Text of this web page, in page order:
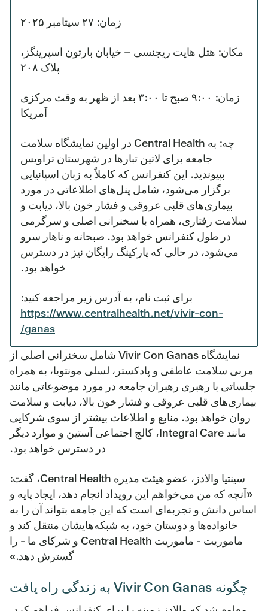
زمان: ۲۷ سپتامبر ۲۰۲۵
مکان: هتل هایت ریجنسی – خیابان بارتون اسپرینگز،
پلاک ۲۰۸
زمان: ۹:۰۰ صبح تا ۳:۰۰ بعد از ظهر به وقت مرکزی
آمریکا
چه: به Central Health در اولین نمایشگاه سلامت
جامعه برای لاتین تبارها در شهرستان تراویس
بپیوندید. این کنفرانس که کاملاً به زبان اسپانیایی
برگزار می‌شود، شامل پنل‌های اطلاعاتی در مورد
بیماری‌های قلبی عروقی و فشار خون بالا، دیابت و
سلامت رفتاری، همراه با سخنرانی اصلی و سرگرمی
در طول کنفرانس خواهد بود. صبحانه و ناهار سرو
می‌شود، در حالی که پارکینگ رایگان نیز در دسترس
خواهد بود.
برای ثبت نام، به آدرس زیر مراجعه کنید:
https://www.centralhealth.net/vivir-con-
ganas/
نمایشگاه Vivir Con Ganas شامل سخنرانی اصلی از
مربی سلامت عاطفی و پادکستر، لسلی مونتویا، به همراه
جلساتی با رهبری رهبران جامعه در مورد موضوعاتی مانند
بیماری‌های قلبی عروقی و فشار خون بالا، دیابت و سلامت
روان خواهد بود. منابع و اطلاعات بیشتر از سوی شرکایی
مانند Integral Care، کالج اجتماعی آستین و موارد دیگر
در دسترس خواهد بود.
سینتیا والادز، عضو هیئت مدیره Central Health، گفت:
«آنچه که من می‌خواهم این رویداد انجام دهد، ایجاد پایه و
اساس دانش و تجربه‌ای است که این جامعه بتواند آن را به
خانواده‌ها و دوستان خود، به شبکه‌هایشان منتقل کند و
ماموریت - ماموریت Central Health و شرکای ما - را
گسترش دهد.»
چگونه Vivir Con Ganas به زندگی راه یافت